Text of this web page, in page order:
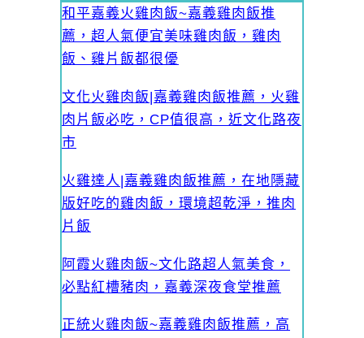
和平嘉義火雞肉飯~嘉義雞肉飯推
薦，超人氣便宜美味雞肉飯，雞肉
飯、雞片飯都很優
文化火雞肉飯|嘉義雞肉飯推薦，火雞
肉片飯必吃，CP值很高，近文化路夜
市
火雞達人|嘉義雞肉飯推薦，在地隱藏
版好吃的雞肉飯，環境超乾淨，推肉
片飯
阿霞火雞肉飯~文化路超人氣美食，
必點紅槽豬肉，嘉義深夜食堂推薦
正統火雞肉飯~嘉義雞肉飯推薦，高